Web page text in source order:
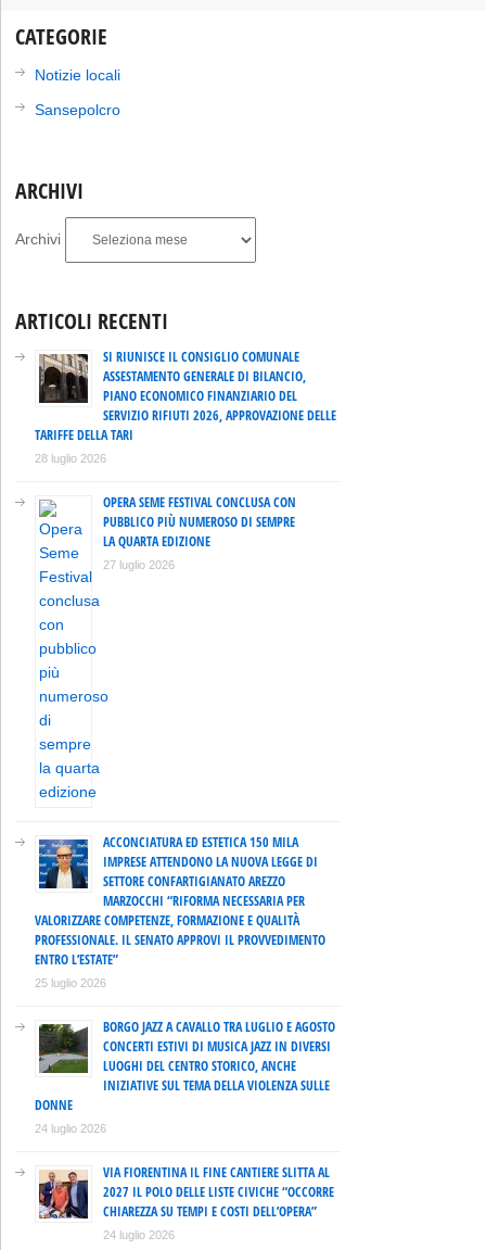
CATEGORIE
Notizie locali
Sansepolcro
ARCHIVI
Archivi
ARTICOLI RECENTI
SI RIUNISCE IL CONSIGLIO COMUNALE
ASSESTAMENTO GENERALE DI BILANCIO,
PIANO ECONOMICO FINANZIARIO DEL
SERVIZIO RIFIUTI 2026, APPROVAZIONE DELLE
TARIFFE DELLA TARI
28 luglio 2026
OPERA SEME FESTIVAL CONCLUSA CON
PUBBLICO PIÙ NUMEROSO DI SEMPRE
LA QUARTA EDIZIONE
27 luglio 2026
ACCONCIATURA ED ESTETICA 150 MILA
IMPRESE ATTENDONO LA NUOVA LEGGE DI
SETTORE CONFARTIGIANATO AREZZO
MARZOCCHI “RIFORMA NECESSARIA PER
VALORIZZARE COMPETENZE, FORMAZIONE E QUALITÀ
PROFESSIONALE. IL SENATO APPROVI IL PROVVEDIMENTO
ENTRO L’ESTATE”
25 luglio 2026
BORGO JAZZ A CAVALLO TRA LUGLIO E AGOSTO
CONCERTI ESTIVI DI MUSICA JAZZ IN DIVERSI
LUOGHI DEL CENTRO STORICO, ANCHE
INIZIATIVE SUL TEMA DELLA VIOLENZA SULLE
DONNE
24 luglio 2026
VIA FIORENTINA IL FINE CANTIERE SLITTA AL
2027 IL POLO DELLE LISTE CIVICHE “OCCORRE
CHIAREZZA SU TEMPI E COSTI DELL’OPERA”
24 luglio 2026